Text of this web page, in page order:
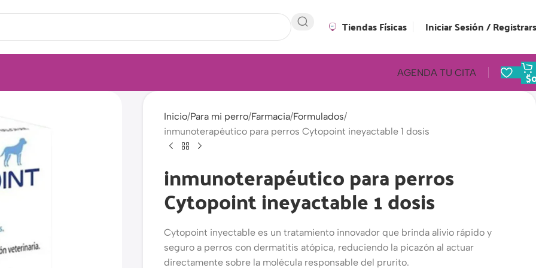
Tiendas Físicas Iniciar Sesión /
AGENDA TU CITA $
Inicio Para mi perro Farmacia Formulados
inmunoterapéutico para perros Cytopoint ineyactable 1 dosis
inmunoterapéutico para perros
Cytopoint ineyactable 1 dosis
Cytopoint inyectable es un tratamiento innovador que brinda alivio rápido y
seguro a perros con dermatitis atópica, reduciendo la picazón al actuar
directamente sobre la molécula responsable del prurito.